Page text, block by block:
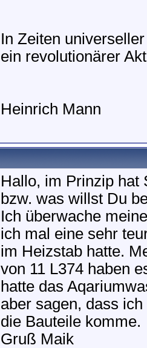
In Zeiten
ein revolutionärer
Heinrich Mann
Hallo, im Prinzip hat
bzw. was willst Du
Ich überwache
ich mal eine sehr
im Heizstab hatte.
von 11 L374 haben
hatte das
aber sagen, dass
die Bauteile komme.
Gruß Maik